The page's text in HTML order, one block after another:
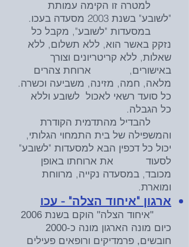
למטרה זו הקימה עמותת
"לשובע" בשנת 2003 מסעדה בעכו.
במסעדות "לשובע", מקבל כל
נזקק באשר הוא, ללא תשלום, ללא
שאלות, ללא קריטריונים וצורך
באישורים, ארוחת צהרים
מלאה, חמה, מזינה, משביעה וכשרה.
כל סועד רשאי לאכול לשובע וללא
כל הגבלה.
להבדיל מהתדמית הקודרת
והמשפילה של בית התמחוי הגלותי,
יכול כל דכפין הבא למסעדות "לשובע"
לסעוד את ארוחתו באופן
מכובד, במסעדה נקייה, מרווחת
ומוארת.
ארגון "איחוד הצלה" - עכו
"איחוד הצלה" הוקם בשנת 2006
כיום מונה הארגון מונה כ-2000
חובשים, פרמדיקים ורופאים פעילים